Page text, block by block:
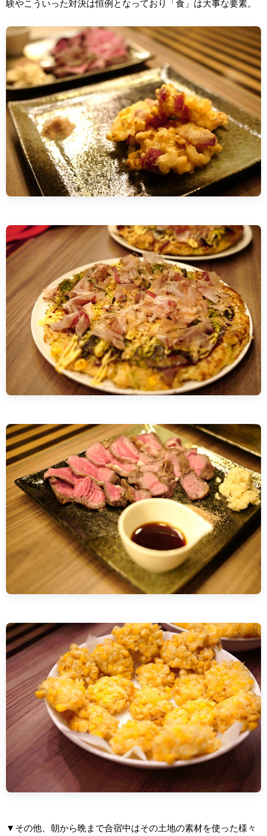
験やこういった対決は恒例となっており「食」は大事な要素。
▼その他、朝から晩まで合宿中はその土地の素材を使った様々